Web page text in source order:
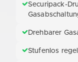
Securipack-
Drehbarer
Stufenlos